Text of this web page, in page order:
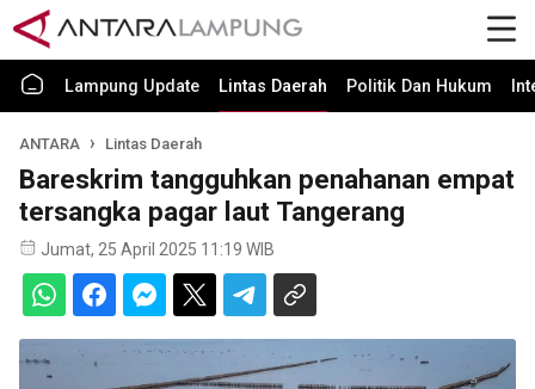
Lampung Update Lintas Daerah Politik Dan Hukum
ANTARA Lintas Daerah
Bareskrim tangguhkan penahanan empat
tersangka pagar laut Tangerang
Jumat, 25 April 2025 11:19 WIB